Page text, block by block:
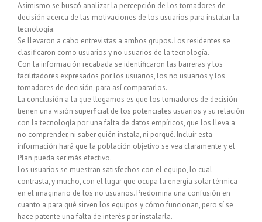
Asimismo se buscó analizar la percepción de los tomadores de
decisión acerca de las motivaciones de los usuarios para instalar la
tecnología.
Se llevaron a cabo entrevistas a ambos grupos. Los residentes se
clasificaron como usuarios y no usuarios de la tecnología.
Con la información recabada se identificaron las barreras y los
facilitadores expresados por los usuarios, los no usuarios y los
tomadores de decisión, para así compararlos.
La conclusión a la que llegamos es que los tomadores de decisión
tienen una visión superficial de los potenciales usuarios y su relación
con la tecnología por una falta de datos empíricos, que los lleva a
no comprender, ni saber quién instala, ni porqué. Incluir esta
información hará que la población objetivo se vea claramente y el
Plan pueda ser más efectivo.
Los usuarios se muestran satisfechos con el equipo, lo cual
contrasta, y mucho, con el lugar que ocupa la energía solar térmica
en el imaginario de los no usuarios. Predomina una confusión en
cuanto a para qué sirven los equipos y cómo funcionan, pero sí se
hace patente una falta de interés por instalarla.